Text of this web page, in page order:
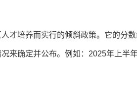
才培养而实行的倾斜政策。它的分
来确定并公布。例如：2025年上半